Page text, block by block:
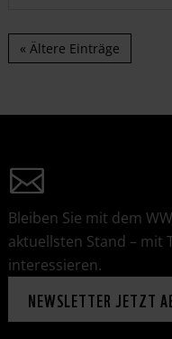
« Ältere Einträge
Bleiben Sie mit dem
aktuellsten Stand – mit
interessieren.
NEWSLETTER JETZT